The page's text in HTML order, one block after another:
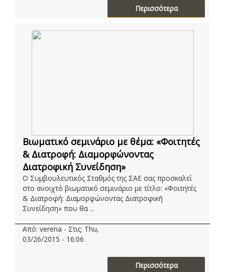
Περισσότερα
Βιωματικό σεμινάριο με θέμα: «Φοιτητές
& Διατροφή: Διαμορφώνοντας
Διατροφική Συνείδηση»
Ο Συμβουλευτικός Σταθμός της ΣΑΕ σας προσκαλεί
στο ανοιχτό βιωματικό σεμινάριο με τίτλο: «Φοιτητές
& Διατροφή: Διαμορφώνοντας Διατροφική
Συνείδηση» που θα ...
Από: verena - Στις: Thu,
03/26/2015 - 16:06
Περισσότερα